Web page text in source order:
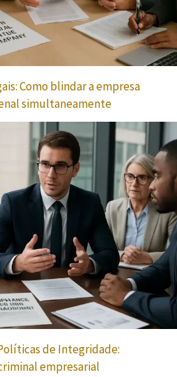
Como blindar a empresa
simultaneamente
de Integridade:
empresarial